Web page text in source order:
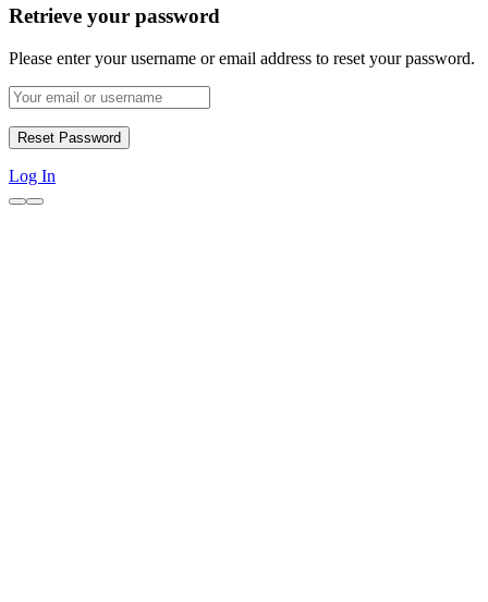
Retrieve your password
Please enter your username or email address to reset your password.
Log In